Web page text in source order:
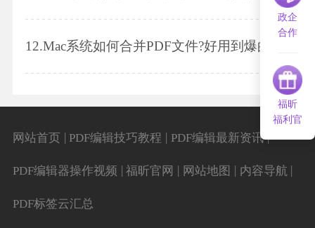
12.Mac系统如何合并PDF文件?好用到爆的PDF编辑神器来了!
政企
合作
福昕
福利官
网站首页 PDF编辑技巧教程 PDF编辑最新资讯 |
PDF编辑器操作视频 福昕官网 网站地图 内容导航
PDF标签云汇总